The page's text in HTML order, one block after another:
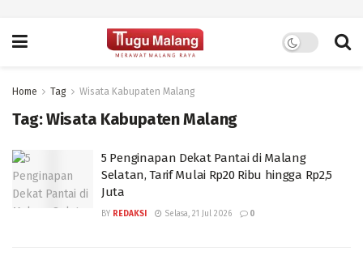
Home Tag Wisata Kabupaten Malang
Tag:Wisata Kabupaten Malang
5 Penginapan Dekat Pantai di Malang
Selatan, Tarif Mulai Rp20 Ribu hingga Rp2,5
Juta
BY REDAKSI Selasa, 21 Jul 2026 0